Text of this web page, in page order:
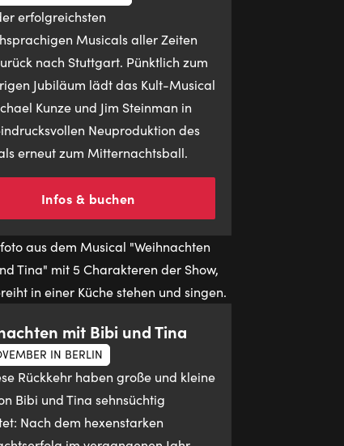
erfolgreichsten
Musicals aller Zeiten
nach Stuttgart. Pünktlich zum
Jubiläum lädt das Kult-Musical
Kunze und Jim Steinman in
Neuproduktion des
erneut zum Mitternachtsball.
Infos & buchen
mit Bibi und Tina
IN BERLIN
Rückkehr haben große und kleine
Bibi und Tina sehnsüchtig
Nach dem hexenstarken